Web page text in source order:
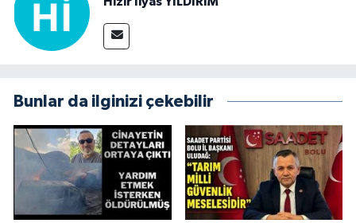
Bunlar da ilginizi çekebilir